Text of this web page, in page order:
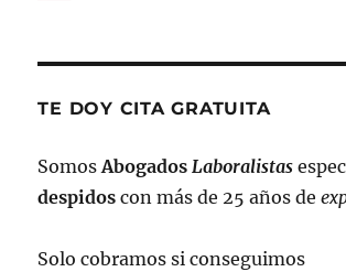
TE DOY CITA GRATUITA
SomosAbogados Laboralistas
despidos con más de 25 años de
Solo cobramos si conseguimos